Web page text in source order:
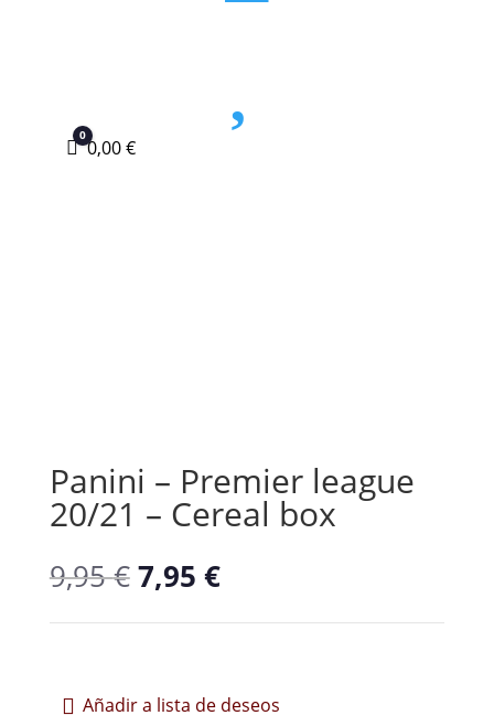
Carro
0
0,00€
Panini – Premier league
20/21 – Cereal box
9,95€ El
precio
original
7,95 €El
precio
actual
Añadir a lista de deseos